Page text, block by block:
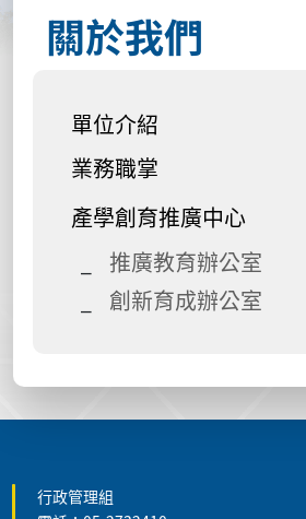
關於我們
單位介紹
業務職掌
產學創育推廣中心
推廣教育辦公室
創新育成辦公室
行政管理組